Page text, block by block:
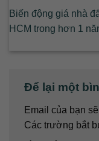
Biến động giá nhà
HCM trong hơn 1
Để lại một
Email của bạn
Các trường bắt